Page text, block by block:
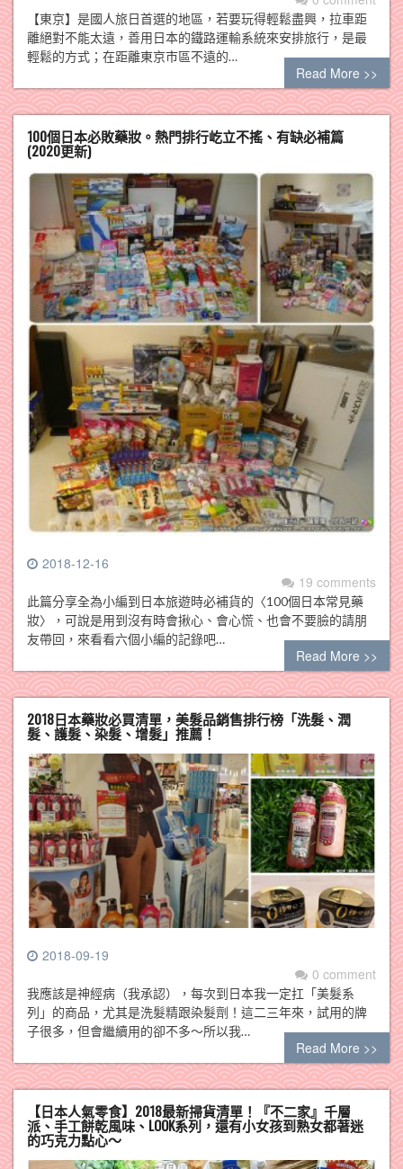
【東京】是國人旅日首選的地區，若要玩得輕鬆盡興，拉車距
離絕對不能太遠，善用日本的鐵路運輸系統來安排旅行，是最
輕鬆的方式；在距離東京市區不遠的…
Read More >>
100個日本必敗藥妝。熱門排行屹立不搖、有缺必補篇
(2020更新)
2018-12-16
19 comments
此篇分享全為小編到日本旅遊時必補貨的〈100個日本常見藥
妝〉，可說是用到沒有時會揪心、會心慌、也會不要臉的請朋
友帶回，來看看六個小編的記錄吧…
Read More >>
2018日本藥妝必買清單，美髮品銷售排行榜「洗髮、潤
髮、護髮、染髮、增髮」推薦！
2018-09-19
0 comment
我應該是神經病（我承認），每次到日本我一定扛「美髮系
列」的商品，尤其是洗髮精跟染髮劑！這二三年來，試用的牌
子很多，但會繼續用的卻不多～所以我…
Read More >>
【日本人氣零食】2018最新掃貨清單！『不二家』千層
派、手工餅乾風味、LOOK系列，還有小女孩到熟女都著迷
的巧克力點心～